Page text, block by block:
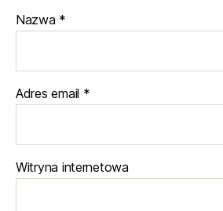
Nazwa *
Adres email *
Witryna internetowa